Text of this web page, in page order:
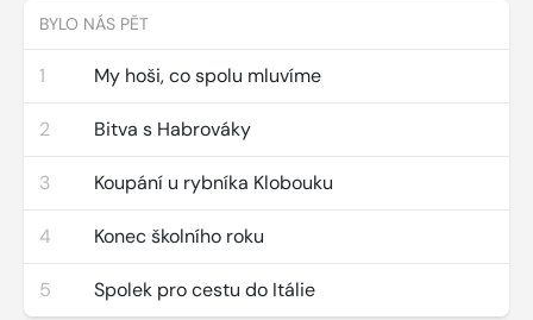
BYLO NÁS PĚT
1 My hoši, co spolu mluvíme
2 Bitva s Habrováky
3 Koupání u rybníka Klobouku
4 Konec školního roku
5 Spolek pro cestu do Itálie